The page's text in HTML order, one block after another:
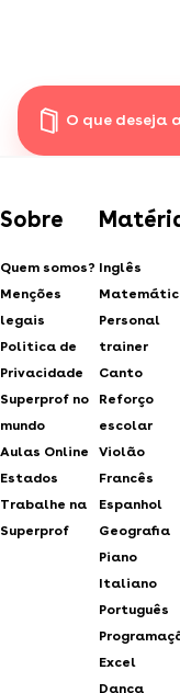
O que deseja
Sobre
Quem somos?
Menções
legais
Politica de
Privacidade
Superprof no
mundo
Aulas Online
Estados
Trabalhe na
Superprof
Inglês
Personal
trainer
Canto
Reforço
escolar
Violão
Francês
Espanhol
Geografia
Piano
Italiano
Português
Excel
Dança